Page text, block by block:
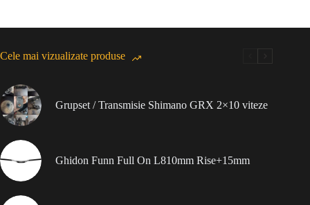
Cele mai vizualizate produse
Grupset / Transmisie Shimano GRX 2×10 viteze
Ghidon Funn Full On L810mm Rise+15mm